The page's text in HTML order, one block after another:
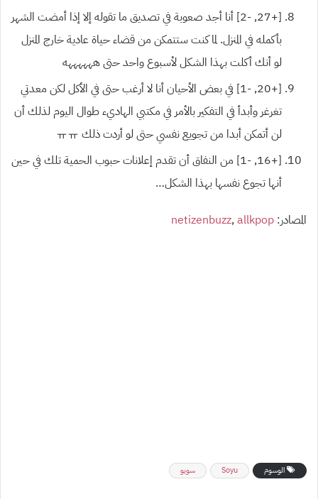
[+27, -2] أنا أجد صعوبة في تصديق ما تقوله إلا إذا أمضت الشهر
بأكمله في المنزل. لما كنت ستتمكن من قضاء حياة عادية خارج المنزل
لو أنك أكلت بهذا الشكل لأسبوع واحد حتى ههههههه
[+20, -1] في بعض الأحيان أنا لا أرغب حتى في الأكل لكن معدتي
تغرغر وأبدأ في التفكير بالأمر في مكتبي الهاديء طوال اليوم لذلك أن
لن أتمكن أبدا من تجويع نفسي حتى لو أردت ذلك ㅠㅠ
[+16, -1] من النفاق أن تقدم إعلانات حبوب الحمية تلك في حين
أنها تجوع نفسها بهذا الشكل…
المصادر: netizenbuzz, allkpop
الوسوم Soyu سويو